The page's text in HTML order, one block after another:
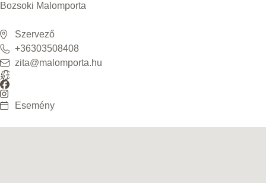
Bozsoki Malomporta
Szervező
+36303508408
zita@malomporta.hu
Esemény